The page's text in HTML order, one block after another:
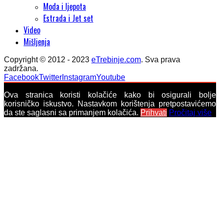
Moda i ljepota
Estrada i Jet set
Video
Mišljenja
Copyright © 2012 - 2023 eTrebinje.com. Sva prava
zadržana.
FacebookTwitter InstagramYoutube
Ova stranica koristi kolačiće kako bi osigurali bolje
korisničko iskustvo. Nastavkom korištenja pretpostavićemo
da ste saglasni sa primanjem kolačića. Prihvati Pročitaj više